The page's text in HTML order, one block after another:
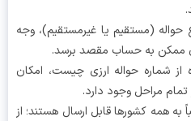
(مستقیم یا غیرمستقیم)، وجه
به حساب مقصد برسد.
حواله ارزی چیست، امکان
وجود دارد.
کشورها قابل ارسال هستند؛ از